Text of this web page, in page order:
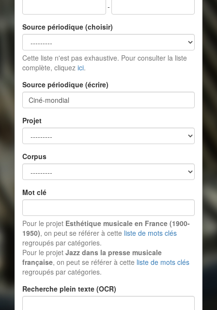
-
Source périodique (choisir)
Cette liste n'est pas exhaustive. Pour consulter la liste
complète, cliquez ici.
Source périodique (écrire)
Projet
Corpus
Mot clé
Pour le projet Esthétique musicale en France (1900-
1950), on peut se référer à cette liste de mots clés
regroupés par catégories.
Pour le projet Jazz dans la presse musicale
française, on peut se référer à cette liste de mots clés
regroupés par catégories.
Recherche plein texte (OCR)